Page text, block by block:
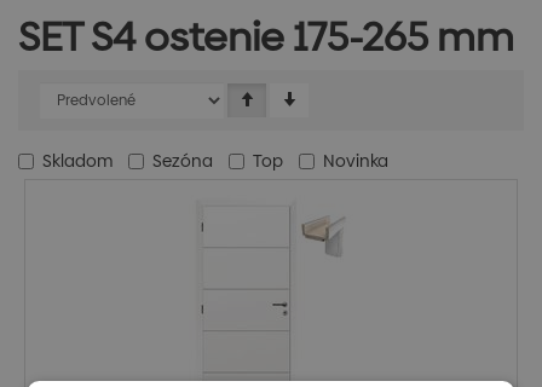
SET S4 ostenie 175-265 mm
Skladom Sezóna Top Novinka